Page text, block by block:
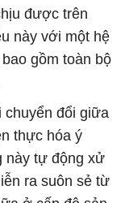
được trên
này với một hệ
gồm toàn bộ
chuyển đổi giữa
thực hóa ý
này tự động xử
ra suôn sẻ từ